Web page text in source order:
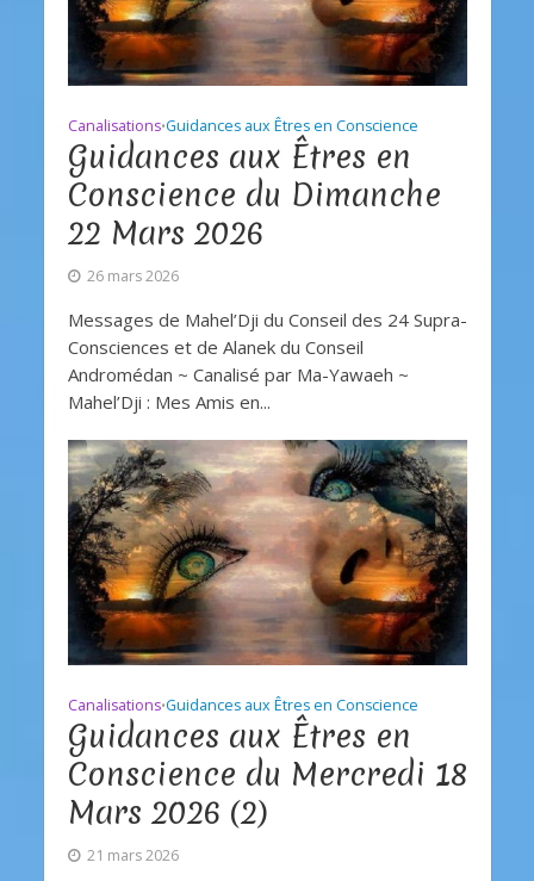
Canalisations•Guidances aux Êtres en Conscience
Guidances aux Êtres en
Conscience du Dimanche
22 Mars 2026
26 mars 2026
Messages de Mahel’Dji du Conseil des 24 Supra-
Consciences et de Alanek du Conseil
Andromédan ~ Canalisé par Ma-Yawaeh ~
Mahel’Dji : Mes Amis en...
Canalisations•Guidances aux Êtres en Conscience
Guidances aux Êtres en
Conscience du Mercredi 18
Mars 2026 (2)
21 mars 2026